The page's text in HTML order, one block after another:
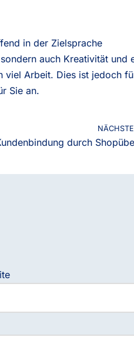
in der Zielsprache
auch Kreativität und
viel Arbeit. Dies ist jedoch
Sie an.
durch